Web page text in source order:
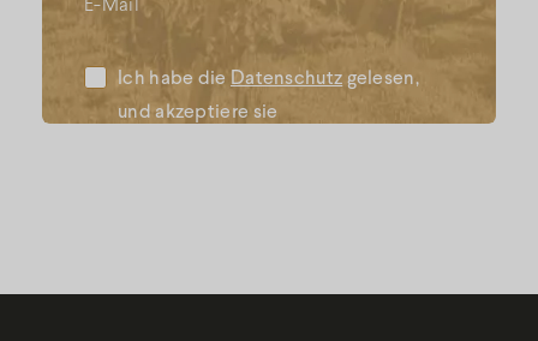
E-Mail
Ich habe die Datenschutz gelesen,
und akzeptiere sie